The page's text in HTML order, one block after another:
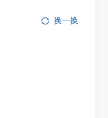
换一换